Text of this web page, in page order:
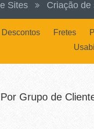
Sites Criação de
Descontos Fretes
Grupo de